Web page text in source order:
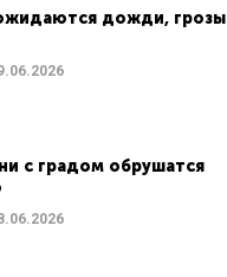
дожди, грозы
с градом обрушатся